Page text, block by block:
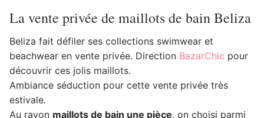
La vente privée de maillots de bain Beliza
Beliza fait défiler ses collections swimwear et
beachwear en vente privée. Direction BazarChic pour
découvrir ces jolis maillots.
Ambiance séduction pour cette vente privée très
estivale.
Au rayon maillots de bain une pièce, on choisi parmi